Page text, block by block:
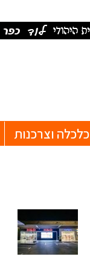
כלכלה וצרכנות